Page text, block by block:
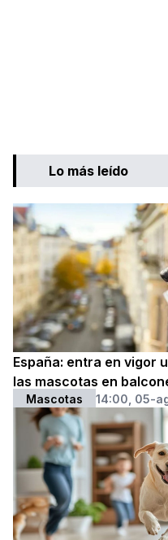
Lo más leído
España: entra en vigor
las mascotas en
Mascotas 14:00, 05-